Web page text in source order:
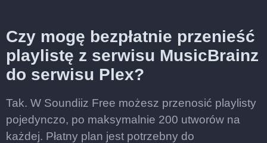
Czy mogę bezpłatnie przenieść
playlistę z serwisu MusicBrainz
do serwisu Plex?
Tak. W Soundiiz Free możesz przenosić playlisty
pojedynczo, po maksymalnie 200 utworów na
każdej. Płatny plan jest potrzebny do